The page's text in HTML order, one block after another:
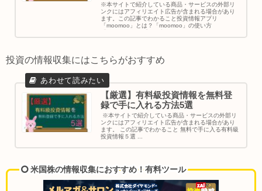
※本サイトで紹介している商品・サービスの外部リ
ンクにはアフィリエイト広告が含まれる場合があり
ます。この記事でわかること投資情報アプリ
「moomoo」とは？「moomoo」の使い方
投資の情報収集にはこちらがおすすめ
【厳選】有料級投資情報を無料登
録で手に入れる方法5選
※本サイトで紹介している商品・サービスの外部リ
ンクにはアフィリエイト広告が含まれる場合があり
ます。 この記事でわかること 無料で手に入る有料級
投資情報５選 ...
米国株の情報収集におすすめ！有料ツール